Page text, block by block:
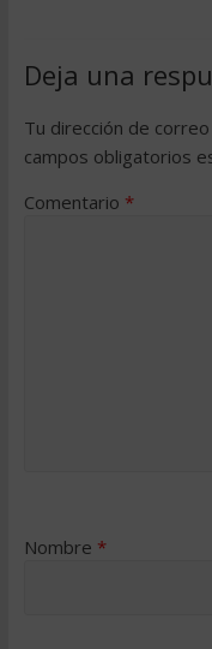
Deja una
Tu dirección de
campos obligatorios
Comentario *
Nombre *